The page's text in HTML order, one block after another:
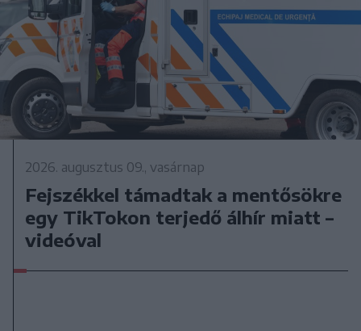
2026. augusztus 09., vasárnap
Fejszékkel támadtak a mentősökre
egy TikTokon terjedő álhír miatt –
videóval